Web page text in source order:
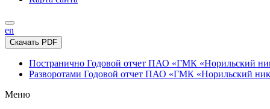
en
Скачать PDF
Постранично Годовой отчет ПАО «ГМК «Норильский
Разворотами Годовой отчет ПАО «ГМК «Норильский
Меню